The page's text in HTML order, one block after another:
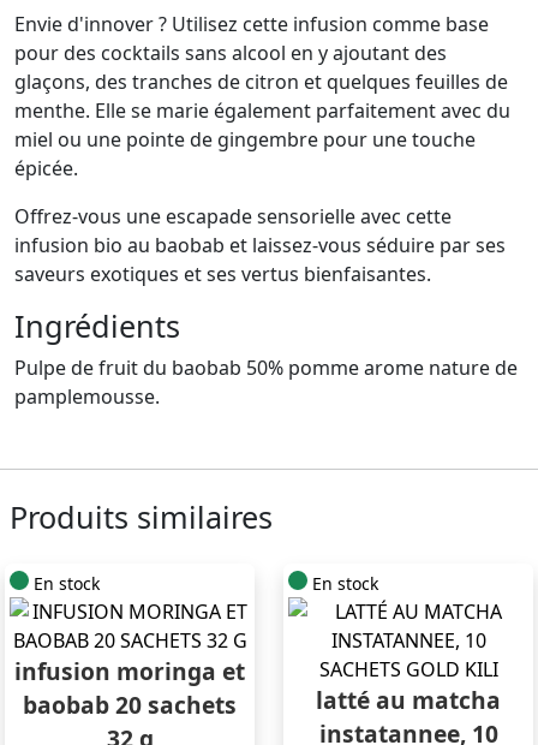
Envie d'innover ? Utilisez cette infusion comme base
pour des cocktails sans alcool en y ajoutant des
glaçons, des tranches de citron et quelques feuilles de
menthe. Elle se marie également parfaitement avec du
miel ou une pointe de gingembre pour une touche
épicée.
Offrez-vous une escapade sensorielle avec cette
infusion bio au baobab et laissez-vous séduire par ses
saveurs exotiques et ses vertus bienfaisantes.
Ingrédients
Pulpe de fruit du baobab 50% pomme arome nature de
pamplemousse.
Produits similaires
En stock
infusion moringa et
baobab 20 sachets
En stock
latté au matcha
instatannee, 10